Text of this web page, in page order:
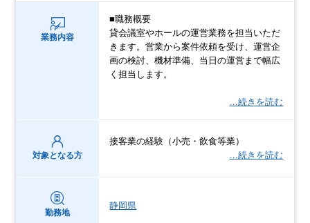
業務内容
■職務概要
貸会議室やホールの運営業務を担当いただ
きます。営業から案件依頼を受け、運営企
画の検討、機材準備、当日の運営まで幅広
く担当します。
…続きを読む
対象となる方
接客業の経験（小売・飲食等業）
…続きを読む
勤務地
静岡県